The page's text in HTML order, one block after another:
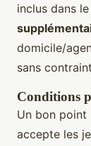
inclus dans
domicile/
sans
Conditions
Un bon point
accepte les